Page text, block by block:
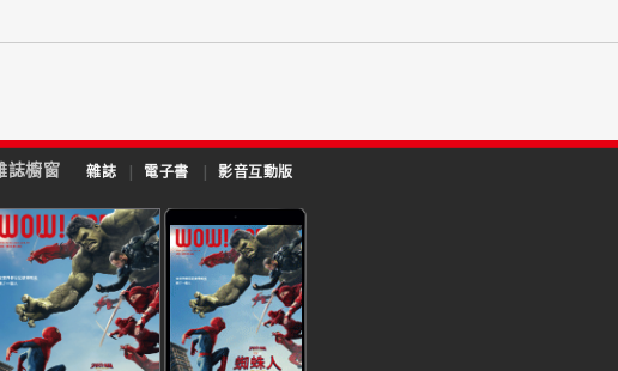
誌櫥窗 雜誌 | 電子書 | 影音互動版